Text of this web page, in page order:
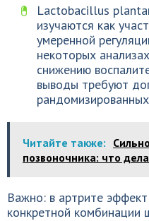
Lactobacillus
изучаются как
умеренной
некоторых
снижению
выводы требуют
Читайте также:
позвоночника: что
Важно: в артрите
конкретной комбинации